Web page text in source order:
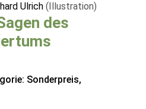
Ulrich (Illustration)
des
Sonderpreis,